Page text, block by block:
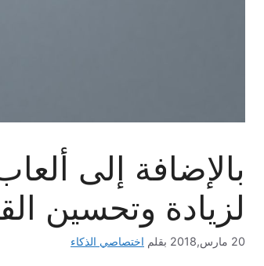
بالإضافة إلى
لزيادة وتحسين
20 مارس,2018 بقلم اختصاصي الذكاء